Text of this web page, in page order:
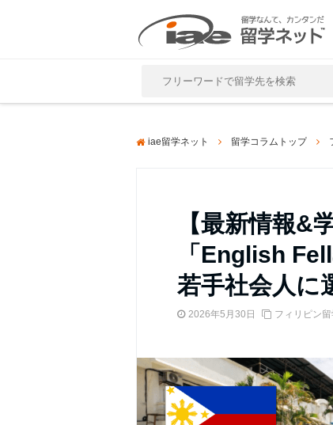
iae留学ネット 留学コラムトップ
【最新情報&
「English
若手社会人に
2026年5月30日 フィリピン